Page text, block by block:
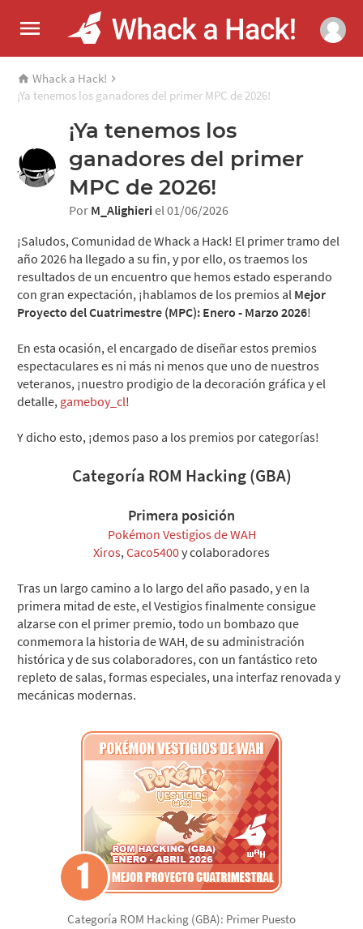
Whack a Hack!
¡Ya tenemos los ganadores del primer MPC de 2026!
¡Ya tenemos los
ganadores del primer
MPC de 2026!
Por M_Alighieri el 01/06/2026
¡Saludos, Comunidad de Whack a Hack! El primer tramo del
año 2026 ha llegado a su fin, y por ello, os traemos los
resultados de un encuentro que hemos estado esperando
con gran expectación, ¡hablamos de los premios al Mejor
Proyecto del Cuatrimestre (MPC): Enero - Marzo 2026!
En esta ocasión, el encargado de diseñar estos premios
espectaculares es ni más ni menos que uno de nuestros
veteranos, ¡nuestro prodigio de la decoración gráfica y el
detalle, gameboy_cl!
Y dicho esto, ¡demos paso a los premios por categorías!
Categoría ROM Hacking (GBA)
Primera posición
Pokémon Vestigios de WAH
Xiros,Caco5400y colaboradores​
Tras un largo camino a lo largo del año pasado, y en la
primera mitad de este, el Vestigios finalmente consigue
alzarse con el primer premio, todo un bombazo que
conmemora la historia de WAH, de su administración
histórica y de sus colaboradores, con un fantástico reto
repleto de salas, formas especiales, una interfaz renovada y
mecánicas modernas.
Categoría ROM Hacking (GBA): Primer Puesto